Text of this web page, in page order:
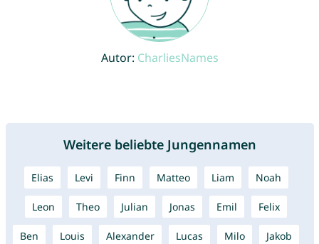
Autor: CharliesNames
Weitere beliebte Jungennamen
Elias Levi Finn Matteo Liam Noah
Leon Theo Julian Jonas Emil Felix
Ben Louis Alexander Lucas Milo Jakob